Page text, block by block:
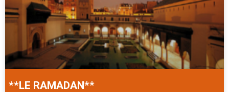
**LE RAMADAN**